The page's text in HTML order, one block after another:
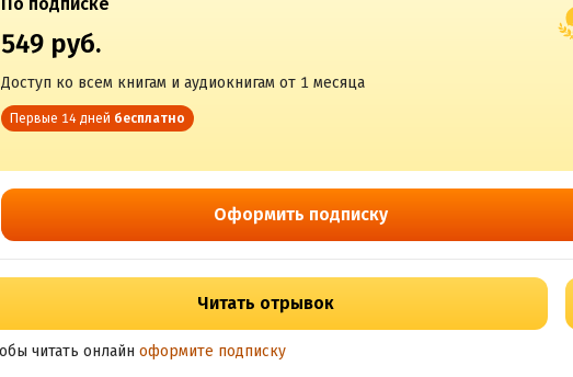
549 руб.
Доступ ко всем книгам и аудиокнигам от 1 месяца
Первые 14 дней бесплатно
Оформить подписку
Читать отрывок
читать онлайн оформите подписку